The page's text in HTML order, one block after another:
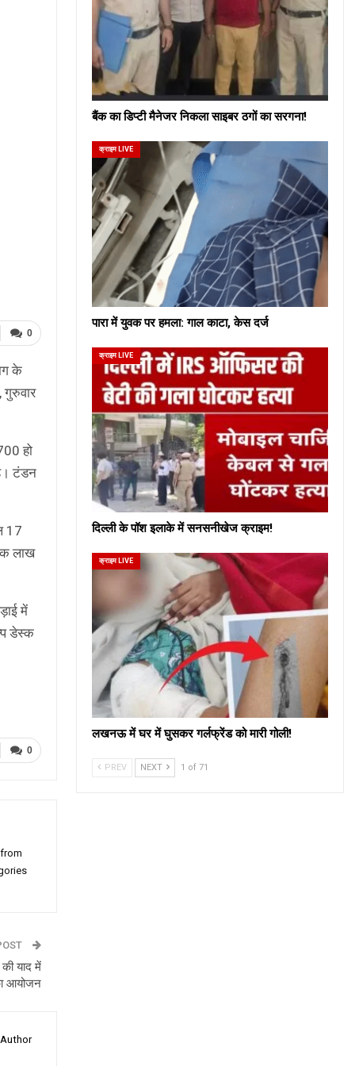
0
के
हो
टंडन
17
लाख
में
डेस्क
0
याद में
आयोजन
बैंक का डिप्टी मैनेजर निकला साइबर ठगों का सरगना!
क्राइम LIVE
पारा में युवक पर हमला: गाल काटा, केस दर्ज
क्राइम LIVE
दिल्ली के पॉश इलाके में सनसनीखेज क्राइम!
क्राइम LIVE
लखनऊ में घर में घुसकर गर्लफ्रेंड को मारी गोली!
PREV NEXT 1 of 71